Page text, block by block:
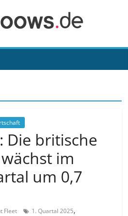
Die britische
im
um 0,7
Fleet 1. Quartal 2025,